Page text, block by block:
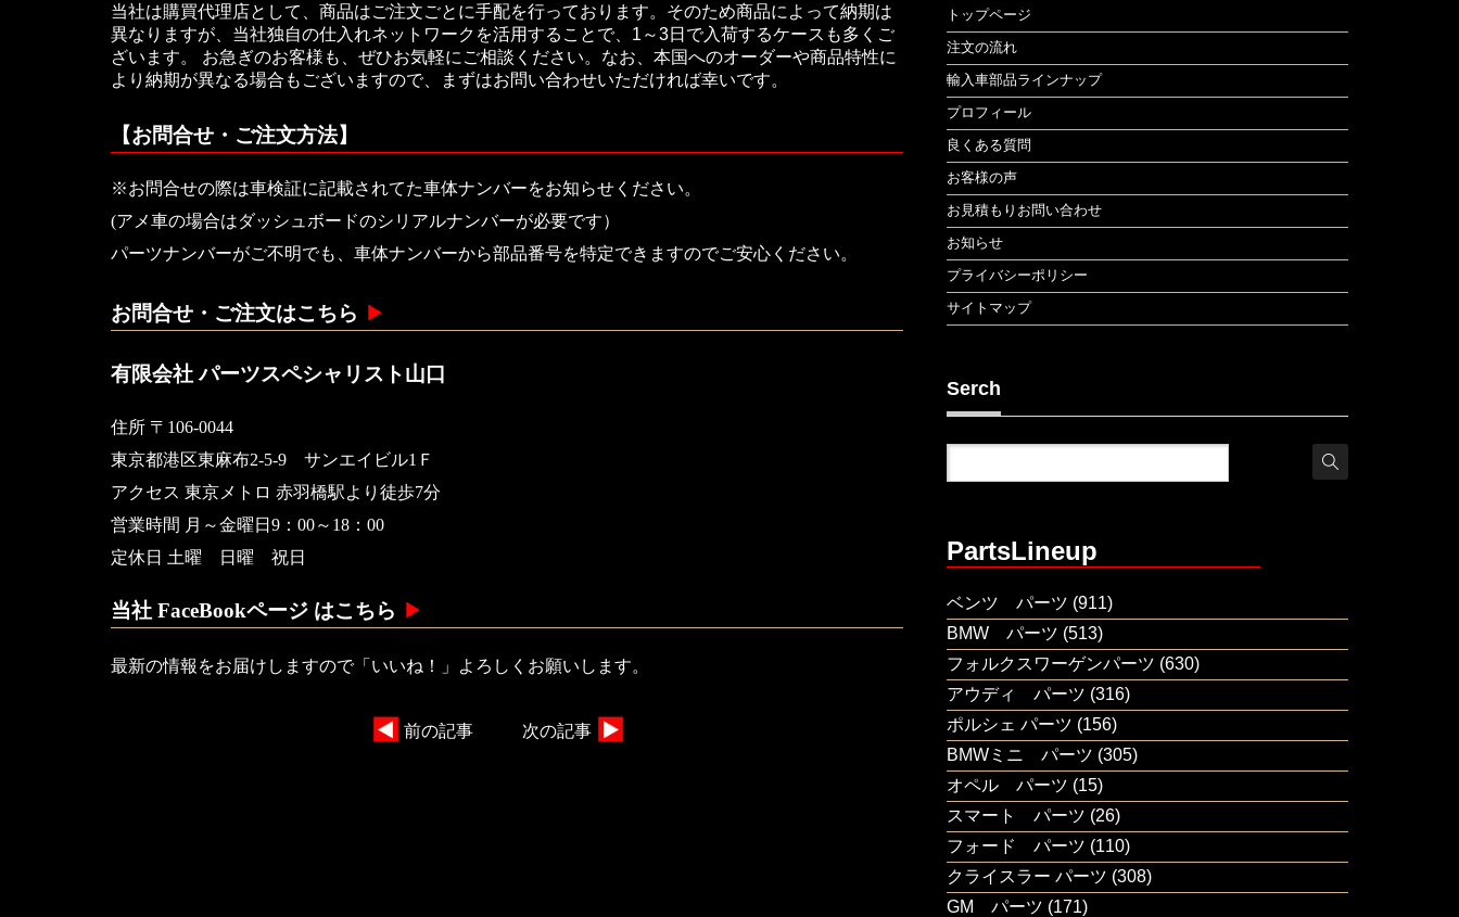
当社は購買代理店として、商品はご注文ごとに手配を行っております。そのため商品によって納期は
異なりますが、当社独自の仕入れネットワークを活用することで、1～3日で入荷するケースも多くご
ざいます。 お急ぎのお客様も、ぜひお気軽にご相談ください。なお、本国へのオーダーや商品特性に
より納期が異なる場合もございますので、まずはお問い合わせいただければ幸いです。
【お問合せ・ご注文方法】
※お問合せの際は車検証に記載されてた車体ナンバーをお知らせください。
(アメ車の場合はダッシュボードのシリアルナンバーが必要です）
パーツナンバーがご不明でも、車体ナンバーから部品番号を特定できますのでご安心ください。
お問合せ・ご注文はこちら
有限会社 パーツスペシャリスト山口
住所 〒106-0044
東京都港区東麻布2-5-9 サンエイビル1Ｆ
アクセス 東京メトロ 赤羽橋駅より徒歩7分
営業時間 月～金曜日9：00～18：00
定休日 土曜 日曜 祝日
当社 FaceBookページ はこちら
最新の情報をお届けしますので「いいね！」よろしくお願いします。
前の記事 次の記事
トップページ
注文の流れ
輸入車部品ラインナップ
プロフィール
良くある質問
お客様の声
お見積もりお問い合わせ
お知らせ
プライバシーポリシー
サイトマップ
Serch
PartsLineup
ベンツ パーツ (911)
BMW パーツ (513)
フォルクスワーゲンパーツ (630)
アウディ パーツ (316)
ポルシェ パーツ (156)
BMWミニ パーツ (305)
オペル パーツ (15)
スマート パーツ (26)
フォード パーツ (110)
クライスラー パーツ (308)
GM パーツ (171)